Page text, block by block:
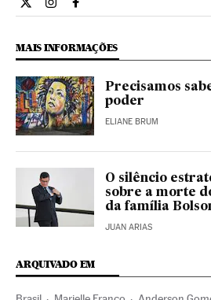
Cultura El País Brasil en Twitter
Cultura El País Brasil en
Cultura El País Brasil en
MAIS INFORMAÇÕES
Precisamos
poder
ELIANE BRUM
O silêncio
sobre a morte
da família
JUAN ARIAS
ARQUIVADO EM